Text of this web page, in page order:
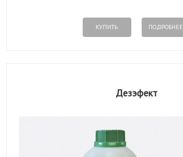
КУПИТЬ ПОДРОБНЕЕ
Дезэфект